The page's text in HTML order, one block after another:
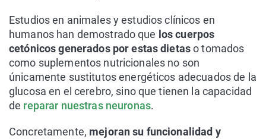
Estudios en animales y estudios clínicos en
humanos han demostrado que los cuerpos
cetónicos generados por estas dietaso tomados
como suplementos nutricionales no son
únicamente sustitutos energéticos adecuados de la
glucosa en el cerebro, sino que tienen la capacidad
de reparar nuestras neuronas.
Concretamente, mejoran su funcionalidad y